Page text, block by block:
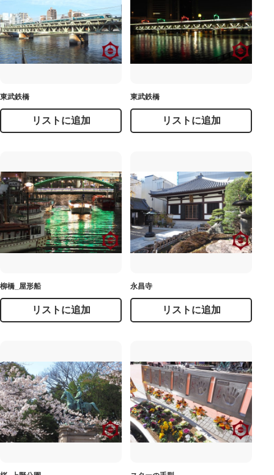
東武鉄橋
リストに追加
東武鉄橋
リストに追加
柳橋_屋形船
リストに追加
永昌寺
リストに追加